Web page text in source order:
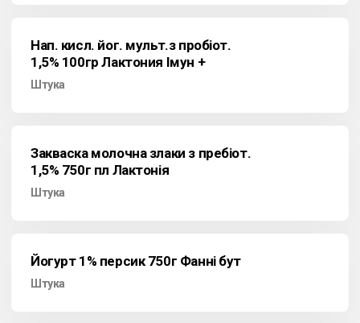
Нап. кисл. йог. мульт.з пробіот.
1,5% 100гр Лактония Імун +
Штука
Закваска молочна злаки з пребіот.
1,5% 750г пл Лактонія
Штука
Йогурт 1% персик 750г Фанні бут
Штука